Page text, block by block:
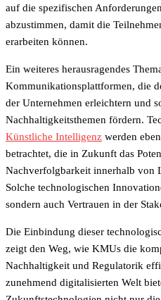
auf die spezifischen
abzustimmen, damit die
erarbeiten können.
Ein weiteres herausragendes
Kommunikationsplattformen, die
der Unternehmen erleichtern und
Nachhaltigkeitsthemen fördern.
Künstliche Intelligenz werden
betrachtet, die in Zukunft das
Nachverfolgbarkeit innerhalb von
Solche technologischen
sondern auch Vertrauen in der
Die Einbindung dieser
zeigt den Weg, wie KMUs die
Nachhaltigkeit und Regulatorik
zunehmend digitalisierten Welt